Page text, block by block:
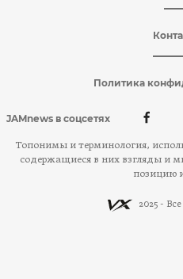
Политика
JAMnews в соцсетях
Топонимы и терминология,
содержащиеся в них взгляды и
позицию
2025 -